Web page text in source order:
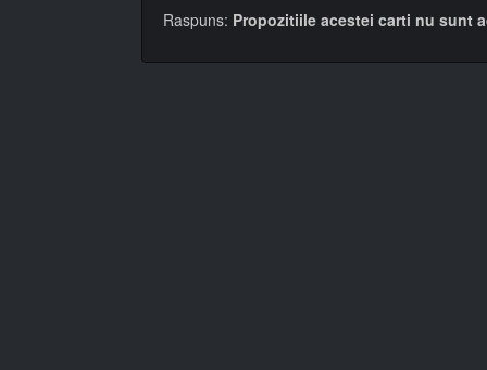
Raspuns: Propozitiile acestei carti nu sunt